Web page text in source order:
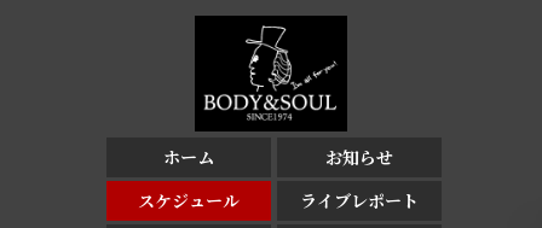
ホーム
お知らせ
スケジュール
ライブレポート